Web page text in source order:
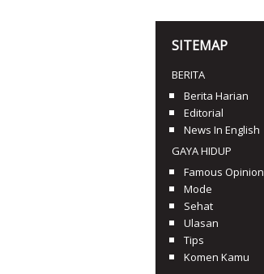
SITEMAP
BERITA
Berita Harian
Editorial
News In English
GAYA HIDUP
Famous Opinion
Mode
Sehat
Ulasan
Tips
Komen Kamu